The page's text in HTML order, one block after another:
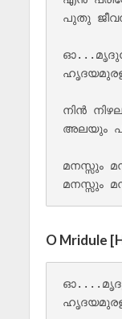
പുതു
നിൻ
അലയും
മനസ്സും
O Mridule